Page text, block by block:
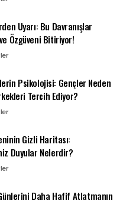
Uyarı: Bu Davranışlar
Özgüveni Bitiriyor!
Psikolojisi: Gençler Neden
Tercih Ediyor?
Gizli Haritası:
Duyular Nelerdir?
Daha Hafif Atlatmanın